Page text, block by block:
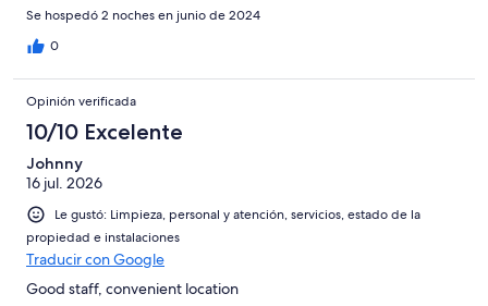
Se hospedó 2 noches en junio de 2024
0
Opinión verificada
10/10 Excelente
Johnny
16 jul. 2026
Le gustó: Limpieza, personal y atención, servicios, estado de la
propiedad e instalaciones
Traducir con Google
Good staff, convenient location